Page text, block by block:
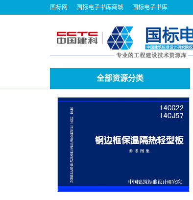
国标网 国标电子书库商城 国标电子书库
全部资源分类